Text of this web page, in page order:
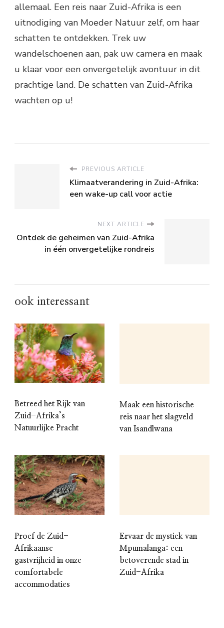
allemaal. Een reis naar Zuid-Afrika is een
uitnodiging van Moeder Natuur zelf, om haar
schatten te ontdekken. Trek uw
wandelschoenen aan, pak uw camera en maak
u klaar voor een onvergetelijk avontuur in dit
prachtige land. De schatten van Zuid-Afrika
wachten op u!
PREVIOUS ARTICLE
Klimaatverandering in Zuid-Afrika:
een wake-up call voor actie
NEXT ARTICLE
Ontdek de geheimen van Zuid-Afrika
in één onvergetelijke rondreis
ook interessant
Betreed het Rijk van
Zuid-Afrika’s
Natuurlijke Pracht
Maak een historische
reis naar het slagveld
van Isandlwana
Proef de Zuid-
Afrikaanse
gastvrijheid in onze
comfortabele
accommodaties
Ervaar de mystiek van
Mpumalanga: een
betoverende stad in
Zuid-Afrika